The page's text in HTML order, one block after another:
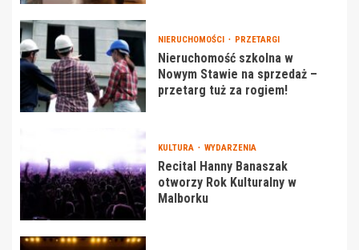
NIERUCHOMOŚCI PRZETARGI
Nieruchomość szkolna w
Nowym Stawie na sprzedaż –
przetarg tuż za rogiem!
KULTURA WYDARZENIA
Recital Hanny Banaszak
otworzy Rok Kulturalny w
Malborku